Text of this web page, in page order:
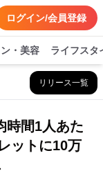
ログイン/会員登録
・美容 ライフスタ
リリース一覧
時間1人あた
ットに10万